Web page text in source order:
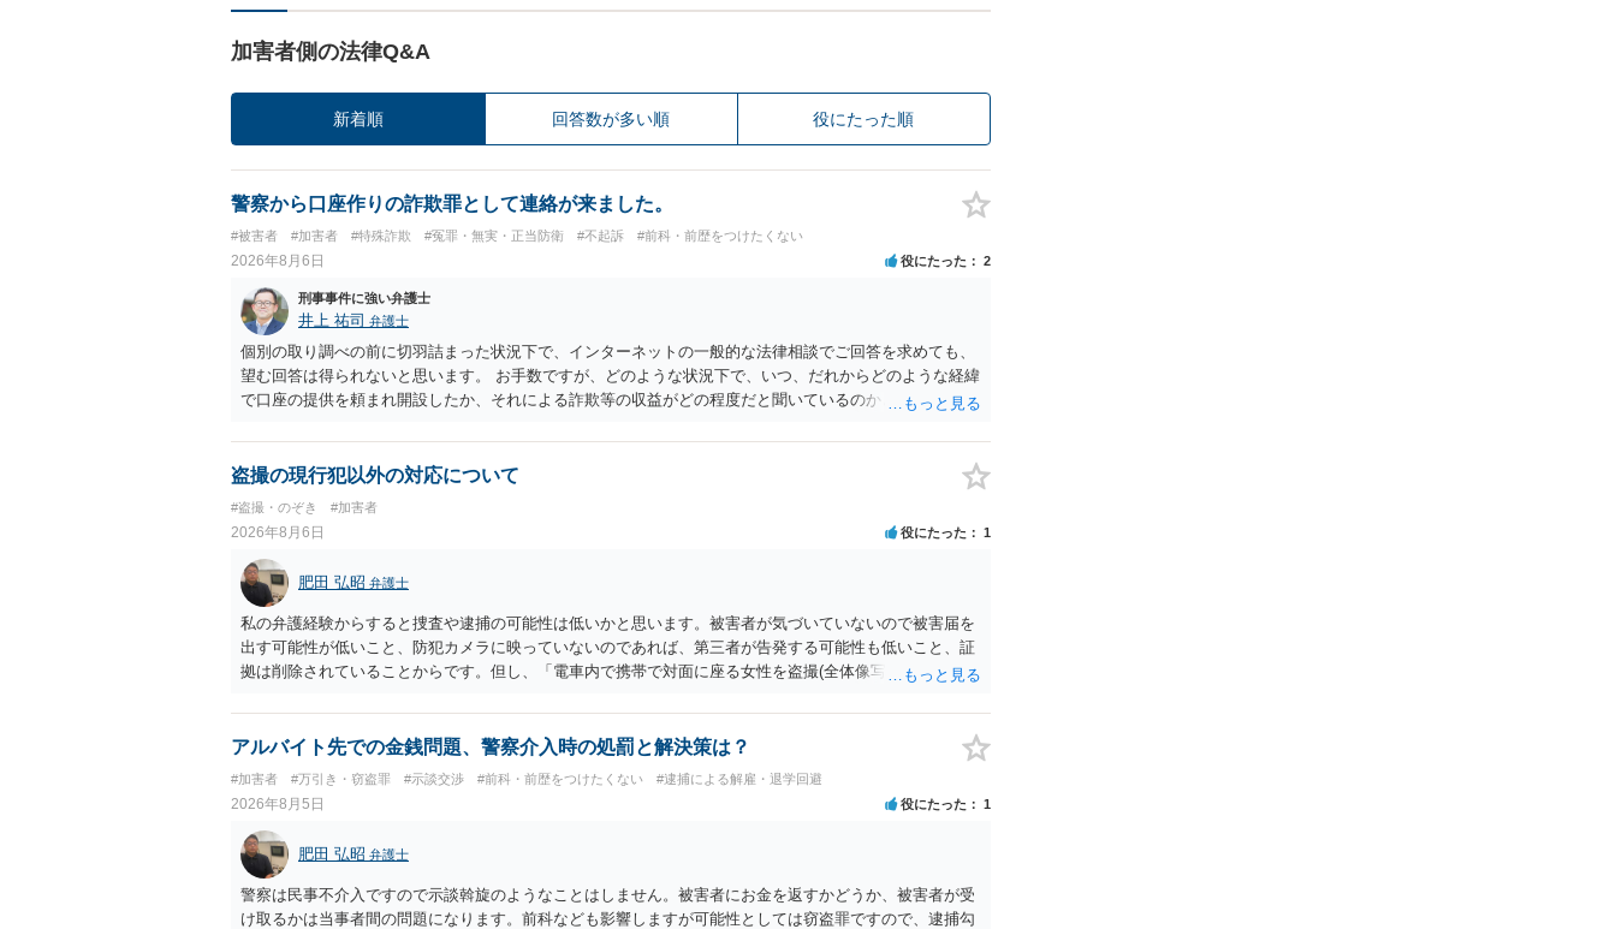
加害者側の法律Q&A
新着順 回答数が多い順 役にたった順
警察から口座作りの詐欺罪として連絡が来ました。
#被害者 #加害者 #特殊詐欺 #冤罪・無実・正当防衛 #不起訴 #前科・前歴をつけたくない
2026年8月6日 役にたった 2
刑事事件に強い弁護士
井上 祐司 弁護士
個別の取り調べの前に切羽詰まった状況下で、インターネットの一般的な法律相談でご回答を求めても、
望む回答は得られないと思います。 お手数ですが、どのような状況下で、いつ、だれからどのような経緯
で口座の提供を頼まれ開設したか、それによる詐欺等の収益がどの程度だと聞いているのかということに
でいえば、任意取り調べの場合、ＩＣレコーダーを持参して取り調べ内容を録音することは必須だと考え
ます。
盗撮の現行犯以外の対応について
#盗撮・のぞき #加害者
2026年8月6日 役にたった 1
肥田 弘昭 弁護士
私の弁護経験からすると捜査や逮捕の可能性は低いかと思います。被害者が気づいていないので被害届を
出す可能性が低いこと、防犯カメラに映っていないのであれば、第三者が告発する可能性も低いこと、証
拠は削除されていることからです。但し、「電車内で携帯で対面に座る女性を盗撮(全体像写真1枚と5秒程
査段階では性的姿態等撮影罪の被疑事実で逮捕勾留されるケースが私の弁護経験では多くなった印象です
（最終的には不起訴ないし各都道府県の迷惑防止条例違反になることもあります）。2度としないことを
アルバイト先での金銭問題、警察介入時の処罰と解決策は？
#加害者 #万引き・窃盗罪 #示談交渉 #前科・前歴をつけたくない #逮捕による解雇・退学回避
2026年8月5日 役にたった 1
肥田 弘昭 弁護士
警察は民事不介入ですので示談斡旋のようなことはしません。被害者にお金を返すかどうか、被害者が受
け取るかは当事者間の問題になります。前科なども影響しますが可能性としては窃盗罪ですので、逮捕勾